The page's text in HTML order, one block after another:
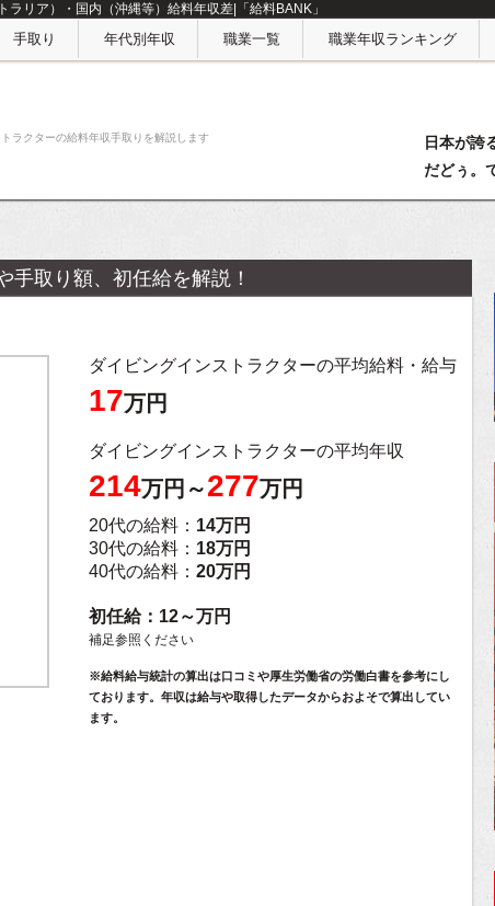
リア）・国内（沖縄等）給料年収差|「給料BANK」
手取り 年代別年収 職業一覧 職業年収ランキング
ラクターの給料年収手取りを解説します
日本が誇
だどぅ。
手取り額、初任給を解説！
ダイビングインストラクターの平均給料・給与
17万円
ダイビングインストラクターの平均年収
214万円～277万円
20代の給料： 14万円
30代の給料： 18万円
40代の給料： 20万円
初任給：12～万円
補足参照ください
※給料給与統計の算出は口コミや厚生労働省の労働白書を参考にし
ております。年収は給与や取得したデータからおよそで算出してい
ます。